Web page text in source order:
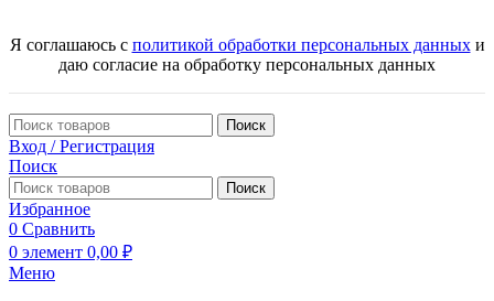
Я соглашаюсь с политикой обработки персональных данныхи
даю согласие на обработку персональных данных
Поиск
Вход / Регистрация
Поиск
Поиск
Избранное
0 Сравнить
0 элемент 0,00 ₽
Меню